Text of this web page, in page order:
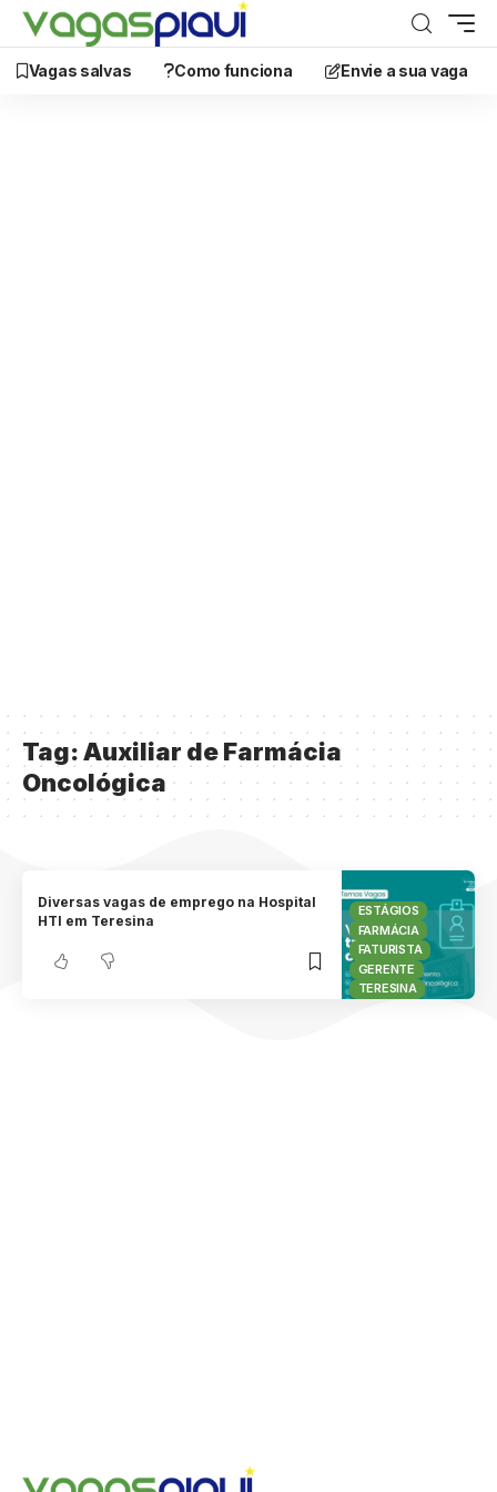
Vagas salvas Como funciona Envie a sua vaga
Tag:Auxiliar de Farmácia
Oncológica
ESTÁGIOS
FARMÁCIA
FATURISTA
GERENTE
TERESINA
Diversas vagas de emprego na Hospital
HTI em Teresina